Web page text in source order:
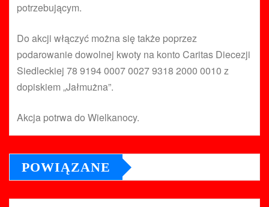
potrzebującym.
Do akcji włączyć można się także poprzez
podarowanie dowolnej kwoty na konto Caritas Diecezji
Siedleckiej 78 9194 0007 0027 9318 2000 0010 z
dopiskiem „Jałmużna”.
Akcja potrwa do Wielkanocy.
POWIĄZANE